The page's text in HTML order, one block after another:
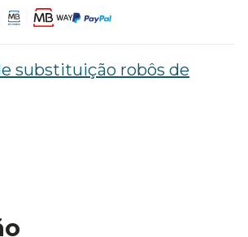
substituição robôs de